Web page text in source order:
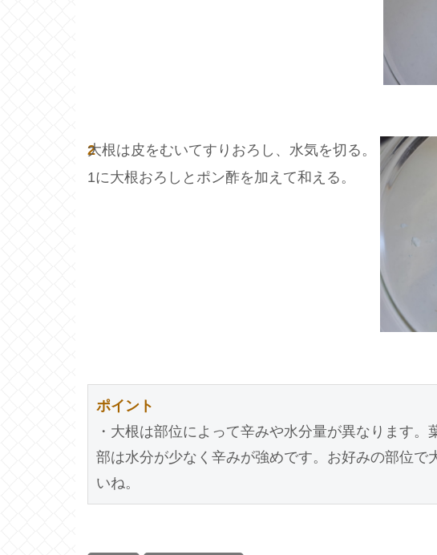
2
大根は皮をむいてすりおろし、水気を切る。
1に大根おろしとポン酢を加えて和える。
ポイント
・大根は部位によって辛みや水分量が異なります
部は水分が少なく辛みが強めです。お好みの部位で
いね。